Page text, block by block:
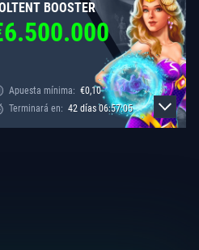
BOOSTER
6.500.000
Apuesta mínima: €0,10
Terminará en: 42 días 06:57:05